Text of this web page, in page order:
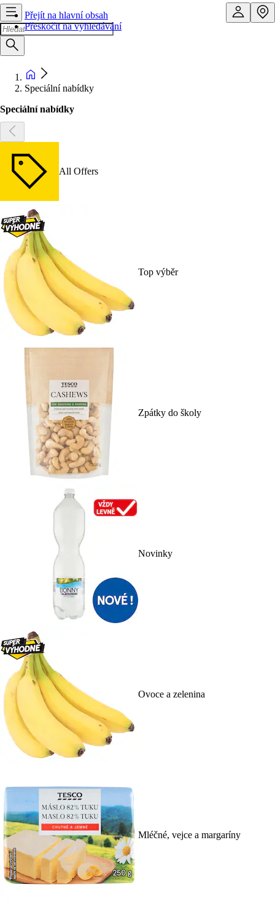
Přejít na hlavní obsah
Přeskočit na vyhledávání
Speciální nabídky
Speciální nabídky
All Offers
Top výběr
Zpátky do školy
Novinky
Ovoce a zelenina
Mléčné, vejce a margaríny